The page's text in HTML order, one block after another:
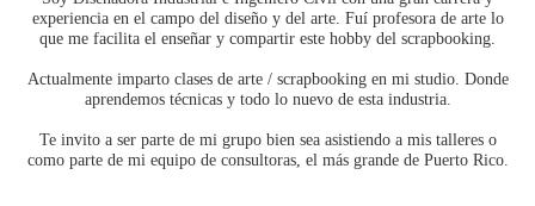
experiencia en el campo del diseño y del arte. Fuí profesora de arte lo
que me facilita el enseñar y compartir este hobby del scrapbooking.
Actualmente imparto clases de arte / scrapbooking en mi studio. Donde
aprendemos técnicas y todo lo nuevo de esta industria.
Te invito a ser parte de mi grupo bien sea asistiendo a mis talleres o
como parte de mi equipo de consultoras, el más grande de Puerto Rico.